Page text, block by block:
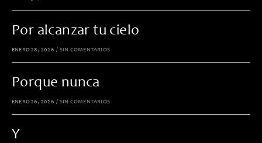
Por alcanzar tu cielo
ENERO 28, 2026 / SIN COMENTARIOS
Porque nunca
ENERO 26, 2026 / SIN COMENTARIOS
Y